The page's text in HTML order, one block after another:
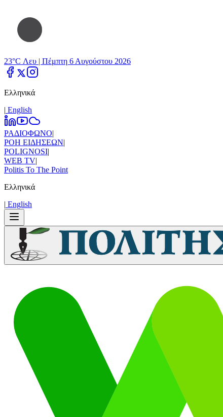
23°C Λευ | Πέμπτη 6 Αυγούστου 2026
Ελληνικά
| Εnglish
ΡΑΔΙΟΦΩΝΟ|
ΡΟΗ ΕΙΔΗΣΕΩΝ|
POLIGNOSI|
WEB TV|
Politis To The Point
Ελληνικά
| Εnglish